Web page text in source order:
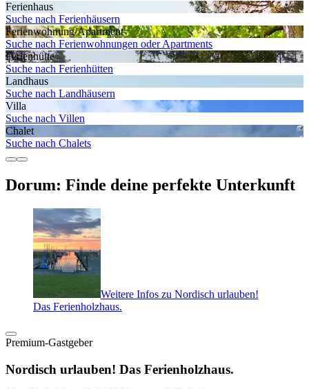
Ferienhaus
Suche nach Ferienhäusern
Ferienwohnung/Apartment
Suche nach Ferienwohnungen oder Apartments
Ferienhütte
Suche nach Ferienhütten
Landhaus
Suche nach Landhäusern
Villa
Suche nach Villen
Chalet
Suche nach Chalets
Dorum: Finde deine perfekte Unterkunft
Weitere Infos zu Nordisch urlauben!
Das Ferienholzhaus.
Premium-Gastgeber
Nordisch urlauben! Das Ferienholzhaus.